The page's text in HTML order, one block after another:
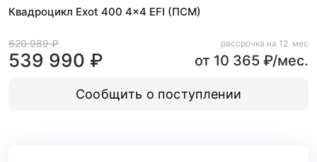
Квадроцикл Exot 400 4x4 EFI (ПСМ)
620 989 ₽
539 990 ₽
рассрочка на 12. мес
от 10 365 ₽/мес.
Сообщить о поступлении